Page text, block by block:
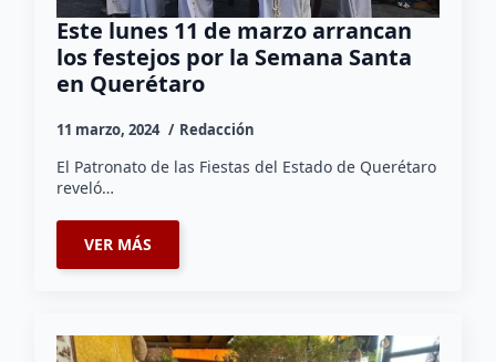
Este lunes 11 de marzo arrancan
los festejos por la Semana Santa
en Querétaro
11 marzo, 2024 Redacción
El Patronato de las Fiestas del Estado de Querétaro
reveló…
VER MÁS